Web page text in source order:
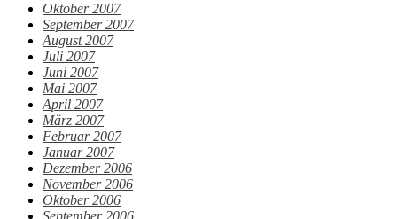
Oktober 2007
September 2007
August 2007
Juli 2007
Juni 2007
Mai 2007
April 2007
März 2007
Februar 2007
Januar 2007
Dezember 2006
November 2006
Oktober 2006
September 2006